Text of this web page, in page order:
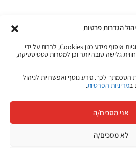
הגדרות פרטיות
באתר זה נעשה שימוש בטכנולוגיות איסוף מידע כגון Cookies, לרבות על ידי
גלישה טובה יותר וכן למטרות סטטיסטיקה,
לכך. מידע נוסף ואפשרויות לניהול
במדיניות הפרטיות.
אני מסכים/ה
לא מסכים/ה
לסיכום, החשיפה סביב Claude Mythos היא לא רק סיפור על
שוק העבודה של השנים הקרובות.
רציפה יותר, מחייבת ארגונים
המידע שלהם.